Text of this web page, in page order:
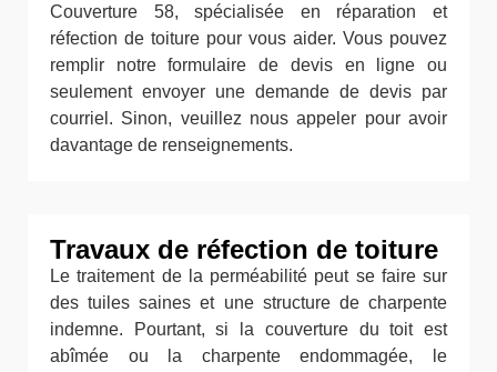
Couverture 58, spécialisée en réparation et
réfection de toiture pour vous aider. Vous pouvez
remplir notre formulaire de devis en ligne ou
seulement envoyer une demande de devis par
courriel. Sinon, veuillez nous appeler pour avoir
davantage de renseignements.
Travaux de réfection de toiture
Le traitement de la perméabilité peut se faire sur
des tuiles saines et une structure de charpente
indemne. Pourtant, si la couverture du toit est
abîmée ou la charpente endommagée, le